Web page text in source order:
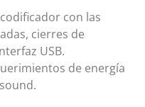
con las
cierres de
USB.
de energía